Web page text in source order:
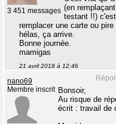
3 451 messages (en
testant !!)
remplacer une carte ou
hélas, ça arrive.
Bonne journée.
mamigas
21 avril 2018 à 12:46
nano69
Membre inscrit Bonsoir,
Au risque de
écrit : travail de